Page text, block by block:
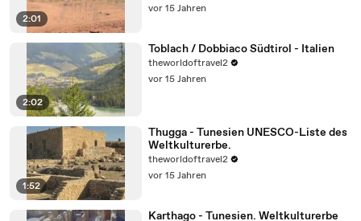
2:01
vor 15 Jahren
2:02
Toblach / Dobbiaco Südtirol - Italien
theworldoftravel2
vor 15 Jahren
1:52
Thugga - Tunesien UNESCO-Liste des
Weltkulturerbe.
theworldoftravel2
vor 15 Jahren
Karthago - Tunesien. Weltkulturerbe